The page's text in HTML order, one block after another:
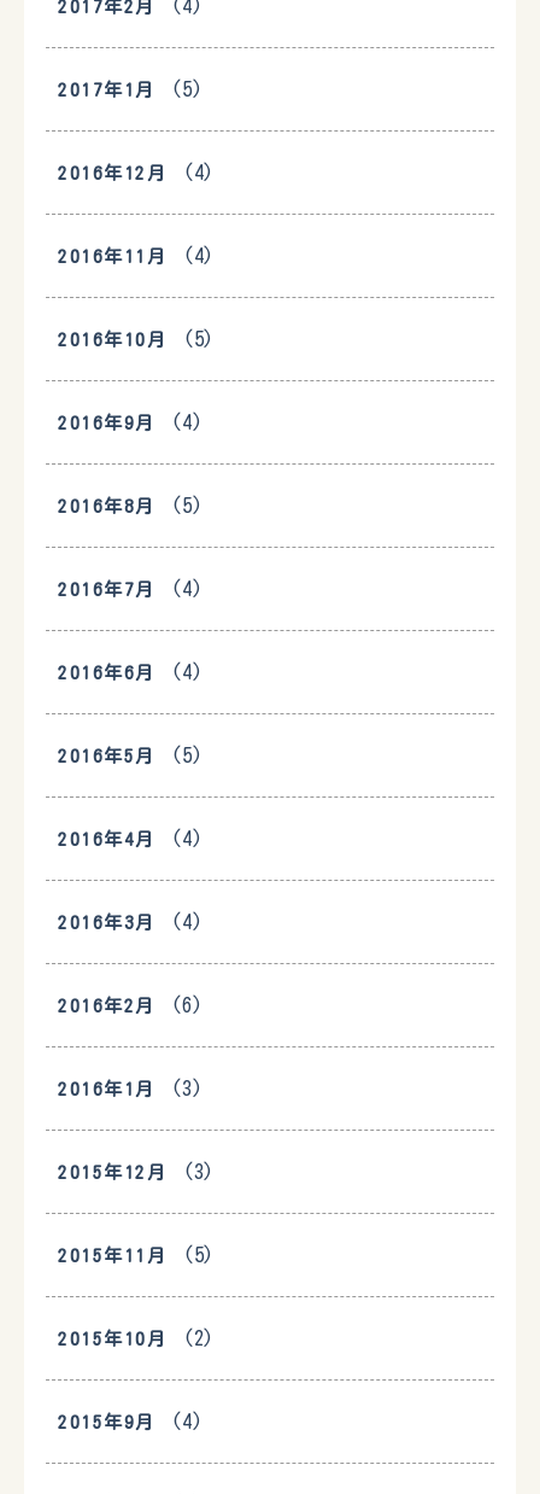
2017年2月 (4)
2017年1月 (5)
2016年12月 (4)
2016年11月 (4)
2016年10月 (5)
2016年9月 (4)
2016年8月 (5)
2016年7月 (4)
2016年6月 (4)
2016年5月 (5)
2016年4月 (4)
2016年3月 (4)
2016年2月 (6)
2016年1月 (3)
2015年12月 (3)
2015年11月 (5)
2015年10月 (2)
2015年9月 (4)